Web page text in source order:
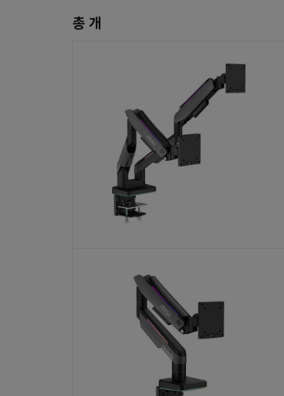
63cm(25인치)
66cm(26인치)
68cm(27인치)
71cm(28인치)
73cm(29인치)
76cm(30인치)
94cm(37인치)
96cm(38인치)
99cm(39인치)
101cm(40인치)
109cm(43인치)
124cm(49인치)
총 개